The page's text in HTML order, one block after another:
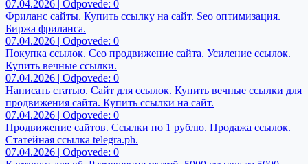
07.04.2026 | Odpovede: 0
Фриланс сайты. Купить ссылку на сайт. Seo оптимизация.
Биржа фриланса.
07.04.2026 | Odpovede: 0
Покупка ссылок. Сео продвижение сайта. Усиление ссылок.
Купить вечные ссылки.
07.04.2026 | Odpovede: 0
Написать статью. Сайт для ссылок. Купить вечные ссылки для
продвижения сайта. Купить ссылки на сайт.
07.04.2026 | Odpovede: 0
Продвижение сайтов. Ссылки по 1 рублю. Продажа ссылок.
Статейная ссылка telegra.ph.
07.04.2026 | Odpovede: 0